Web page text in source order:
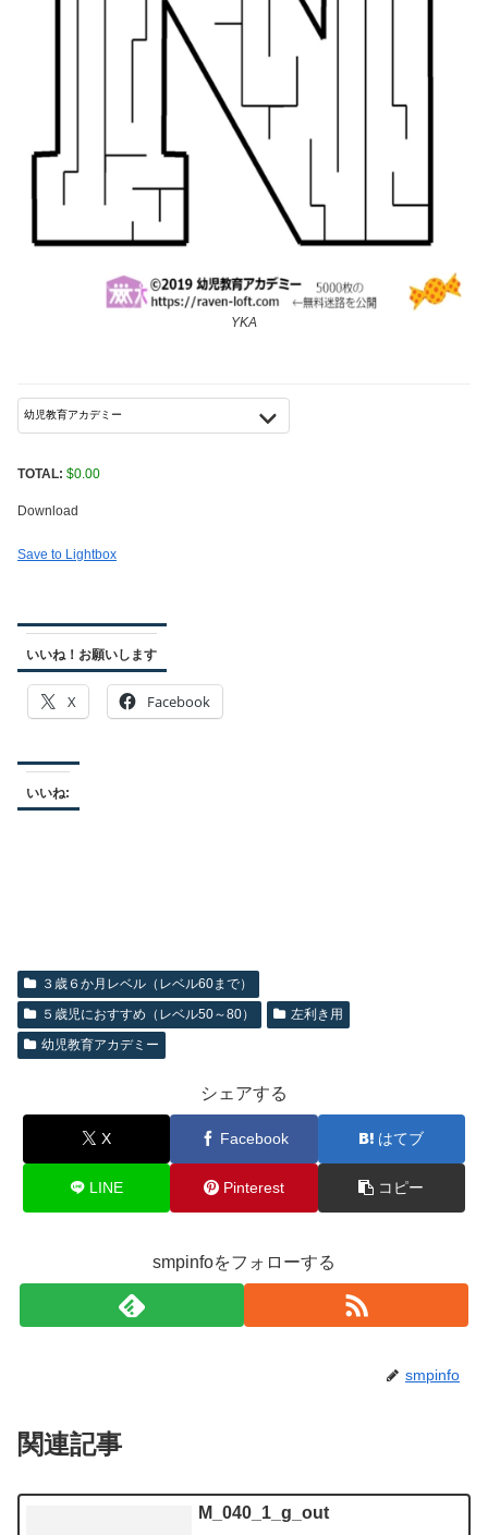
YKA
TOTAL: $0.00
Download
Save to Lightbox
いいね！お願いします
X Facebook
いいね:
３歳６か月レベル（レベル60まで）
５歳児におすすめ（レベル50～80）
左利き用
幼児教育アカデミー
シェアする
X Facebook はてブ
LINE Pinterest コピー
smpinfoをフォローする
smpinfo
関連記事
M_040_1_g_out